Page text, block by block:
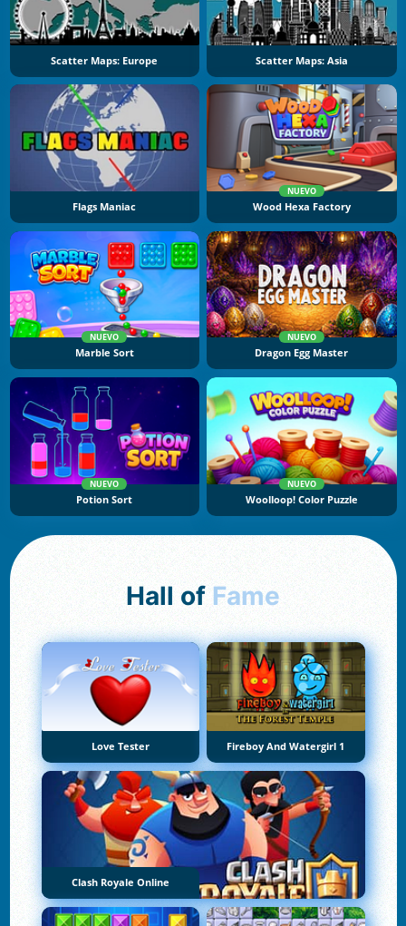
Scatter Maps: Europe Scatter Maps: Asia
Flags Maniac
NUEVO
Wood Hexa Factory
NUEVO
Marble Sort
NUEVO
Dragon Egg Master
NUEVO
Potion Sort
NUEVO
Woolloop! Color Puzzle
Hall of Fame
Love Tester Fireboy And Watergirl 1
Clash Royale Online